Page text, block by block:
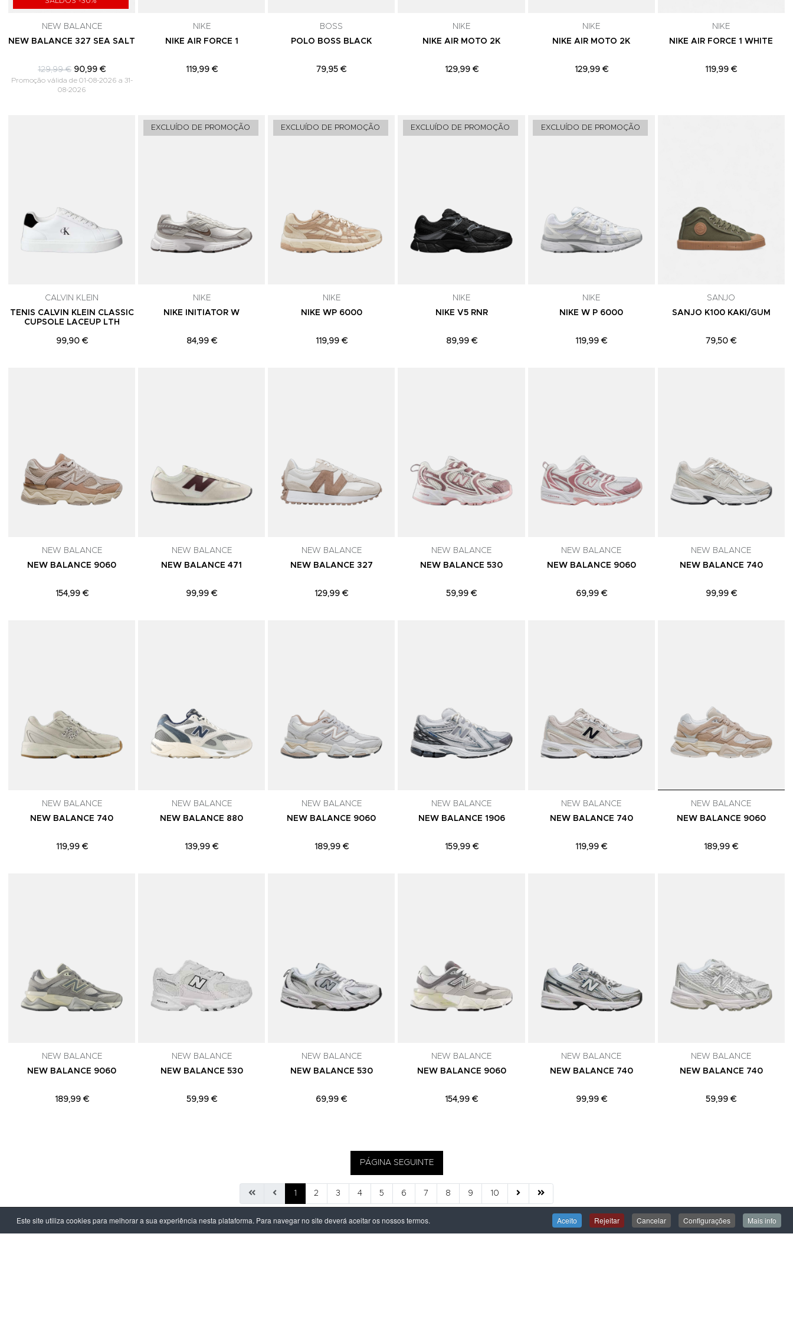
NEW BALANCE
NEW BALANCE 327 SEA SALT
129,99 € 90,99 €
Promoção válida de 01-08-2026 a 31-
08-2026
NIKE
NIKE AIR FORCE 1
119,99 €
BOSS
POLO BOSS BLACK
79,95 €
NIKE
NIKE AIR MOTO 2K
129,99 €
NIKE
NIKE AIR MOTO 2K
129,99 €
NIKE
NIKE AIR FORCE 1 WHITE
119,99 €
Adicionar aos Favoritos
CALVIN KLEIN
TENIS CALVIN KLEIN CLASSIC
CUPSOLE LACEUP LTH
99,90 €
EXCLUÍDO DE PROMOÇÃO Adicionar aos Favoritos
NIKE
NIKE INITIATOR W
84,99 €
EXCLUÍDO DE PROMOÇÃO Adicionar aos Favoritos
NIKE
NIKE WP 6000
119,99 €
EXCLUÍDO DE PROMOÇÃO Adicionar aos Favoritos
NIKE
NIKE V5 RNR
89,99 €
EXCLUÍDO DE PROMOÇÃO
NIKE
NIKE W P 6000
119,99 €
SANJO
SANJO K100 KAKI/GUM
79,50 €
NEW BALANCE
NEW BALANCE 9060
154,99 €
NEW BALANCE
NEW BALANCE 471
99,99 €
NEW BALANCE
NEW BALANCE 327
129,99 €
NEW BALANCE
NEW BALANCE 530
59,99 €
NEW BALANCE
NEW BALANCE 9060
69,99 €
NEW BALANCE
NEW BALANCE 740
99,99 €
NEW BALANCE
NEW BALANCE 740
119,99 €
NEW BALANCE
NEW BALANCE 880
139,99 €
NEW BALANCE
NEW BALANCE 9060
189,99 €
NEW BALANCE
NEW BALANCE 1906
159,99 €
NEW BALANCE
NEW BALANCE 740
119,99 €
NEW BALANCE
NEW BALANCE 9060
189,99 €
NEW BALANCE
NEW BALANCE 9060
189,99 €
NEW BALANCE
NEW BALANCE 530
59,99 €
NEW BALANCE
NEW BALANCE 530
69,99 €
NEW BALANCE
NEW BALANCE 9060
154,99 €
NEW BALANCE
NEW BALANCE 740
99,99 €
NEW BALANCE
NEW BALANCE 740
59,99 €
PÁGINA SEGUINTE
1 2 3 4 5 6 7 8 9 10
Este site utiliza cookies para melhorar a sua experiência nesta plataforma. Para navegar no site deverá aceitar os nossos termos. Aceito Rejeitar Cancelar Configurações Mais info